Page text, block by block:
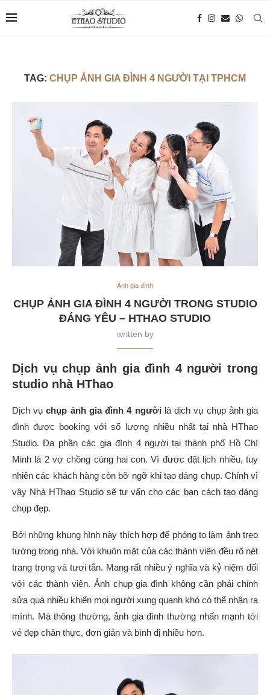
TAG: CHỤP ẢNH GIA ĐÌNH 4 NGƯỜI TẠI TPHCM
Ảnh gia đình
CHỤP ẢNH GIA ĐÌNH 4 NGƯỜI TRONG STUDIO
ĐÁNG YÊU – HTHAO STUDIO
written by
Dịch vụ chụp ảnh gia đình 4 người trong
studio nhà HThao
Dịch vụchụp ảnh gia đình 4 người là dịch vụ chụp ảnh gia
đình được booking với số lượng nhiều nhất tại nhà HThao
Studio. Đa phần các gia đình 4 người tại thành phố Hồ Chí
Minh là 2 vợ chồng cùng hai con. Vì đươc đặt lịch nhiều, tuy
nhiên các khách hàng còn bỡ ngỡ khi tạo dáng chụp. Chính vì
vậy Nhà HThao Studio sẽ tư vấn cho các bạn cách tạo dáng
chụp đẹp.
Bởi những khung hình này thích hợp để phóng to làm ảnh treo
tường trong nhà. Với khuôn mặt của các thành viên đều rõ nét
trang trọng và tươi tắn. Mang rất nhiều ý nghĩa và kỷ niệm đối
với các thành viên. Ảnh chụp gia đình không cần phải chỉnh
sửa quá nhiều khiến mọi người xung quanh khó có thể nhận ra
mình. Mà thông thường, ảnh gia đình thường nhấn mạnh tới
vẻ đẹp chân thực, đơn giản và bình dị nhiều hơn.